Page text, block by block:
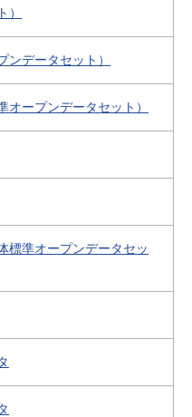
）
ンデータセット）
ープンデータセット）
標準オープンデータセッ